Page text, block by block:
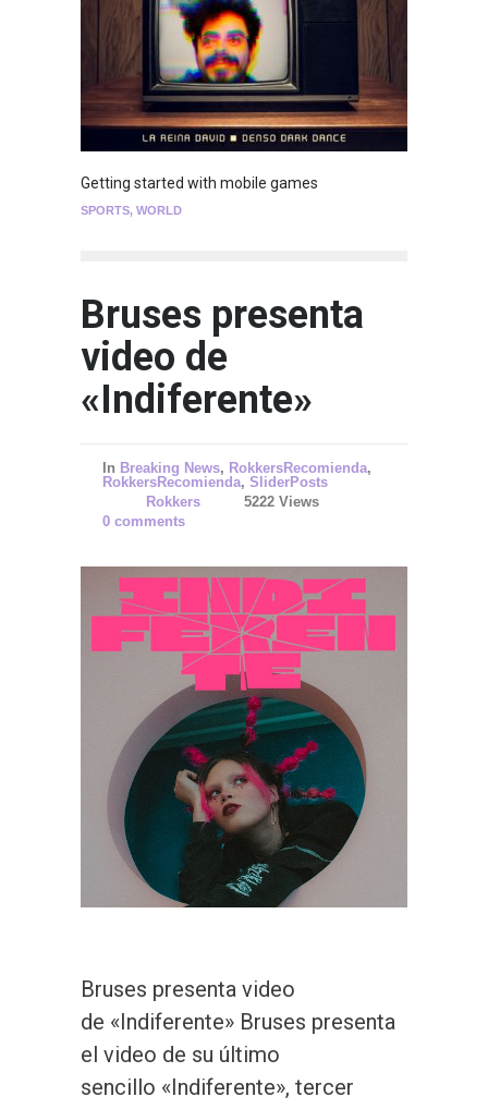
Getting started with mobile games
SPORTS, WORLD
Bruses presenta
video de
«Indiferente»
In Breaking News, RokkersRecomienda,
RokkersRecomienda, SliderPosts
Rokkers
5222 Views
0 comments
Bruses presenta video
de «Indiferente» Bruses presenta
el video de su último
sencillo «Indiferente», tercer